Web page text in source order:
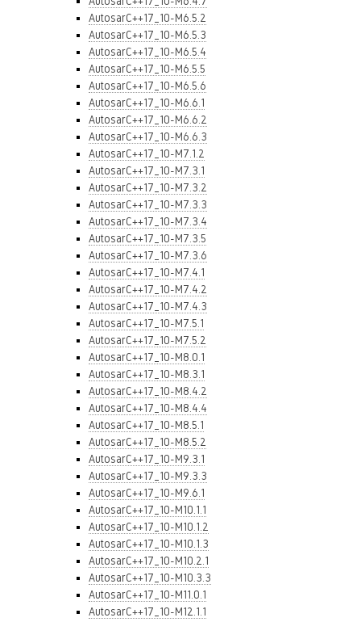
AutosarC++17_10-M6.5.2
AutosarC++17_10-M6.5.3
AutosarC++17_10-M6.5.4
AutosarC++17_10-M6.5.5
AutosarC++17_10-M6.5.6
AutosarC++17_10-M6.6.1
AutosarC++17_10-M6.6.2
AutosarC++17_10-M6.6.3
AutosarC++17_10-M7.1.2
AutosarC++17_10-M7.3.1
AutosarC++17_10-M7.3.2
AutosarC++17_10-M7.3.3
AutosarC++17_10-M7.3.4
AutosarC++17_10-M7.3.5
AutosarC++17_10-M7.3.6
AutosarC++17_10-M7.4.1
AutosarC++17_10-M7.4.2
AutosarC++17_10-M7.4.3
AutosarC++17_10-M7.5.1
AutosarC++17_10-M7.5.2
AutosarC++17_10-M8.0.1
AutosarC++17_10-M8.3.1
AutosarC++17_10-M8.4.2
AutosarC++17_10-M8.4.4
AutosarC++17_10-M8.5.1
AutosarC++17_10-M8.5.2
AutosarC++17_10-M9.3.1
AutosarC++17_10-M9.3.3
AutosarC++17_10-M9.6.1
AutosarC++17_10-M10.1.1
AutosarC++17_10-M10.1.2
AutosarC++17_10-M10.1.3
AutosarC++17_10-M10.2.1
AutosarC++17_10-M10.3.3
AutosarC++17_10-M11.0.1
AutosarC++17_10-M12.1.1